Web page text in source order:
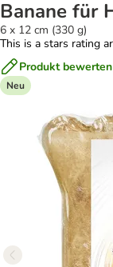
Banane für
6 x 12 cm (330 g)
This is a stars rating
Produkt bewerten
Neu